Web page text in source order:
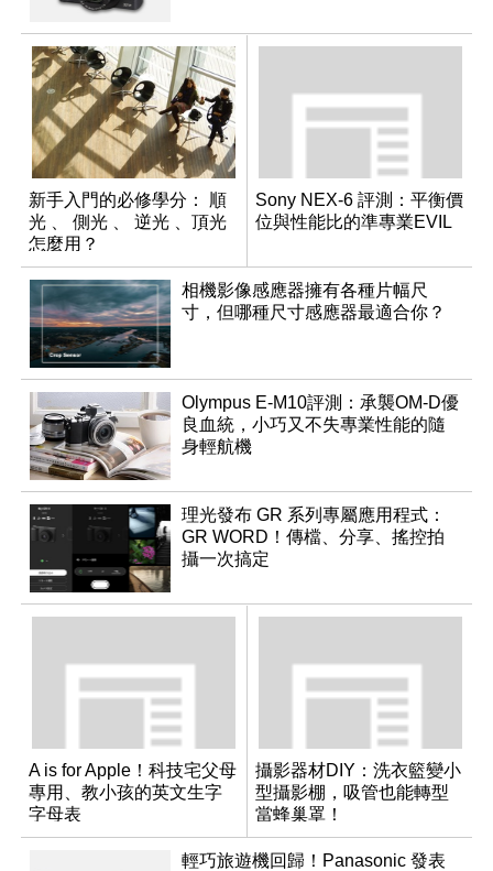
新手入門的必修學分： 順
光 、 側光 、 逆光 、頂光
怎麼用？
Sony NEX-6 評測：平衡價
位與性能比的準專業EVIL
相機影像感應器擁有各種片幅尺
寸，但哪種尺寸感應器最適合你？
Olympus E-M10評測：承襲OM-D優
良血統，小巧又不失專業性能的隨
身輕航機
理光發布 GR 系列專屬應用程式：
GR WORD！傳檔、分享、搖控拍
攝一次搞定
A is for Apple！科技宅父母
專用、教小孩的英文生字
字母表
攝影器材DIY：洗衣籃變小
型攝影棚，吸管也能轉型
當蜂巢罩！
輕巧旅遊機回歸！Panasonic 發表